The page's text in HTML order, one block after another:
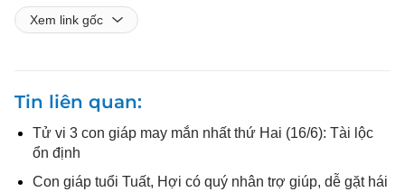
Xem link gốc
Tin liên quan
Tử vi 3 con giáp may mắn nhất thứ Hai (16/6): Tài lộc
ổn định
Con giáp tuổi Tuất, Hợi có quý nhân trợ giúp, dễ gặt hái